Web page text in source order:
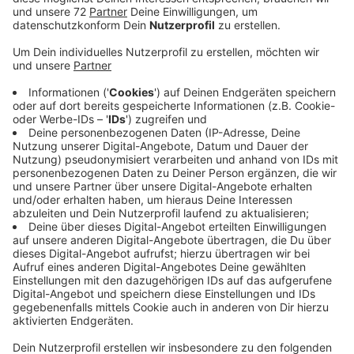
Die Gewinner bei der Verlosung von 800 AstraZeneca-
Impfdosen stehen jetzt fest. Am Wochenende hatten
über 60-Jährige die Möglichkeit, sich zu bewerben.
Und heute Nachmittag zieht der Kreis eine Bilanz. Er
ist zufrieden. Das Verfahren, per Zufallsprinzip das
Sonderkontingent von 800 AstraZeneca-Dosen zu
verlosen, sei erfolgreich verlaufen. Knapp 2000
Menschen hatten sich darauf gemeldet, es ist also
nichts übrig geblieben. Das Impfen erfolgt am
kommenden Wochenende. Der Kreis hat ein
Verlosungssystem gewählt, weil das ein einfacher,
unbürokratischer Weg gewesen ist, die Dosen flott zu
verteilen. Im Gegensatz zu einer Reserveliste hatten
viele Bewerber eine Chance. Und um das zu
ermöglichen, kommt derzeit für das Impfzentrum-